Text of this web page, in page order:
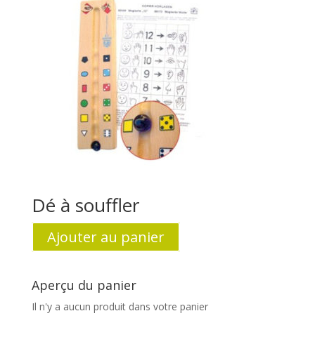
Dé à souffler
Ajouter au panier
Aperçu du panier
Il n'y a aucun produit dans votre panier